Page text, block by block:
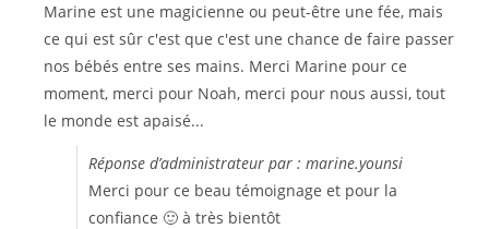
Marine est une magicienne ou peut-être une fée, mais
ce qui est sûr c'est que c'est une chance de faire passer
nos bébés entre ses mains. Merci Marine pour ce
moment, merci pour Noah, merci pour nous aussi, tout
le monde est apaisé...
Réponse d’administrateur par : marine.younsi
Merci pour ce beau témoignage et pour la
confiance 🙂 à très bientôt